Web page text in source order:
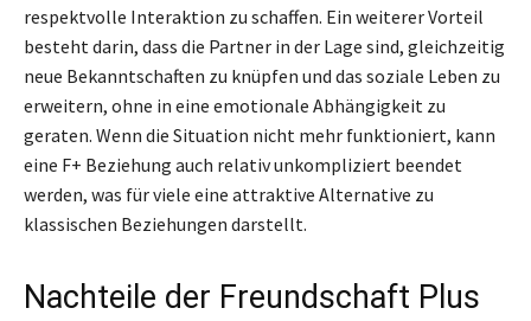
respektvolle Interaktion zu schaffen. Ein weiterer Vorteil
besteht darin, dass die Partner in der Lage sind, gleichzeitig
neue Bekanntschaften zu knüpfen und das soziale Leben zu
erweitern, ohne in eine emotionale Abhängigkeit zu
geraten. Wenn die Situation nicht mehr funktioniert, kann
eine F+ Beziehung auch relativ unkompliziert beendet
werden, was für viele eine attraktive Alternative zu
klassischen Beziehungen darstellt.
Nachteile der Freundschaft Plus